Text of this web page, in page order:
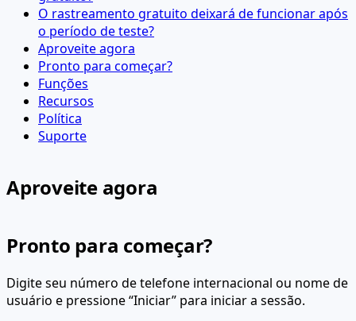
O rastreamento gratuito deixará de funcionar após
o período de teste?
Aproveite agora
Pronto para começar?
Funções
Recursos
Política
Suporte
Aproveite agora
Pronto para começar?
Digite seu número de telefone internacional ou nome de
usuário e pressione “Iniciar” para iniciar a sessão.